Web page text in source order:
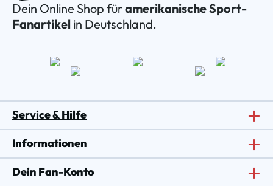
Dein Online Shop füramerikanische Sport-
Fanartikel in Deutschland.
Service & Hilfe
Informationen
Dein Fan-Konto